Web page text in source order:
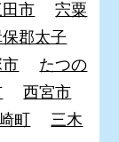
市
宍粟
郡太子
たつの
西宮市
町
三木